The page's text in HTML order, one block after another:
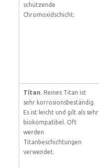
schützende
Chromoxidschicht.
Titan. Reines Titan ist
sehr korrosionsbeständig.
Es ist leicht und gilt als sehr
biokompatibel. Oft
werden
Titanbeschichtungen
verwendet.